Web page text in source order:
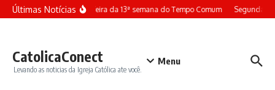
Ir para o conteúdo
Últimas NotíciasTerça-feira da 13ª semana do Tempo Comum Segunda-
CatolicaConect
Levando as noticias da Igreja Católica ate você.
Menu